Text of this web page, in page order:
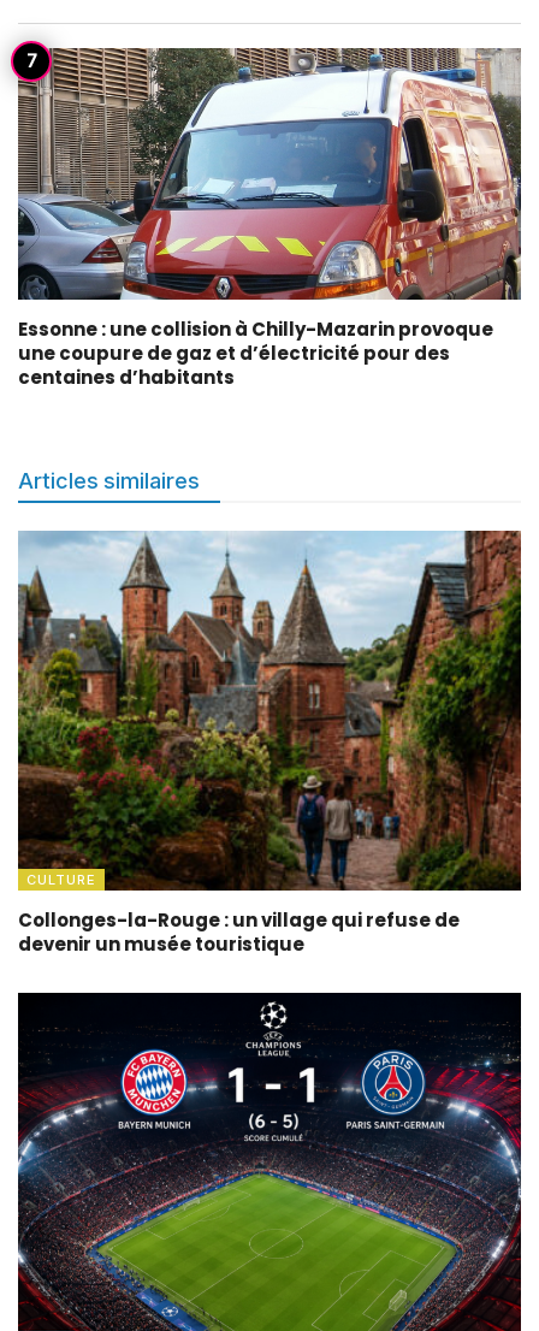
Essonne : une collision à Chilly-Mazarin provoque
une coupure de gaz et d’électricité pour des
centaines d’habitants
Articles similaires
CULTURE
Collonges-la-Rouge : un village qui refuse de
devenir un musée touristique